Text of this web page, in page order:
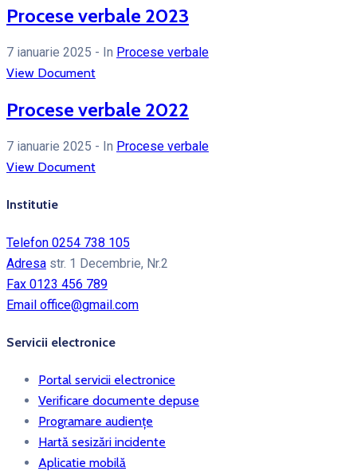
Procese verbale 2023
7 ianuarie 2025 - In Procese verbale
View Document
Procese verbale 2022
7 ianuarie 2025 - In Procese verbale
View Document
Institutie
Telefon 0254 738 105
Adresa str. 1 Decembrie, Nr.2
Fax 0123 456 789
Email office@gmail.com
Servicii electronice
Portal servicii electronice
Verificare documente depuse
Programare audiențe
Hartă sesizări incidente
Aplicatie mobilă